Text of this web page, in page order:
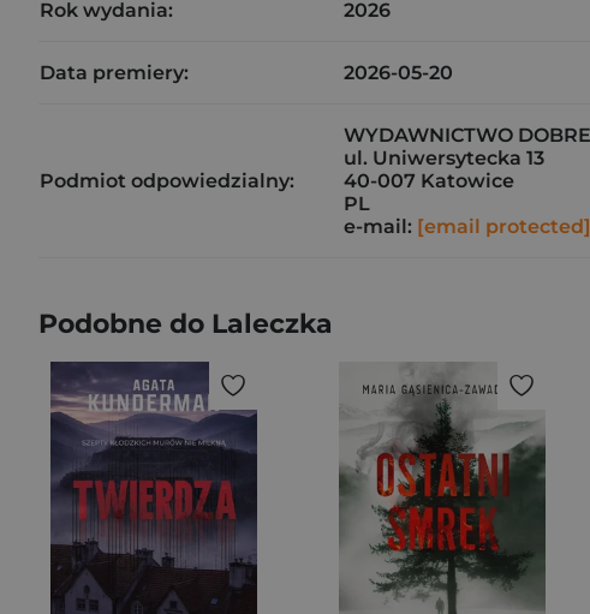
Rok wydania: 2026
Data premiery: 2026-05-20
Podmiot odpowiedzialny:
WYDAWNICTWO
ul. Uniwersytecka 13
40-007 Katowice
PL
e-mail: [email protected]
Podobne do Laleczka